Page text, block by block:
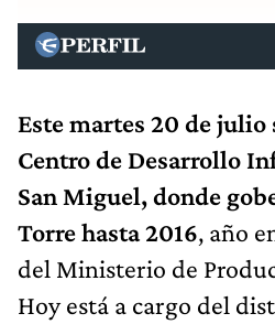
Este martes 20 de julio
Centro de Desarrollo
San Miguel, donde
Torre hasta 2016, año
del Ministerio de
Hoy está a cargo del